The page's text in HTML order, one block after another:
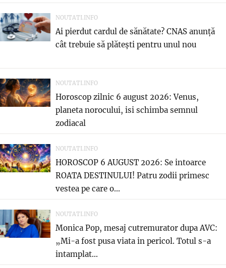
NOUTATI.INFO
Ai pierdut cardul de sănătate? CNAS anunță
cât trebuie să plătești pentru unul nou
NOUTATI.INFO
Horoscop zilnic 6 august 2026: Venus,
planeta norocului, isi schimba semnul
zodiacal
NOUTATI.INFO
HOROSCOP 6 AUGUST 2026: Se intoarce
ROATA DESTINULUI! Patru zodii primesc
vestea pe care o...
NOUTATI.INFO
Monica Pop, mesaj cutremurator dupa AVC:
„Mi-a fost pusa viata in pericol. Totul s-a
intamplat...